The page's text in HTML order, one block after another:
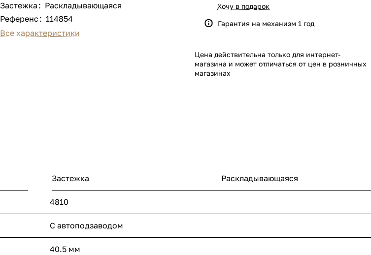
Застежка : Раскладывающаяся
Референс : 114854
Все характеристики
Хочу в подарок
Гарантия на механизм 1 год
Цена действительна только для интернет-
магазина и может отличаться от цен в розничных
магазинах
Застежка Раскладывающаяся
4810
С автоподзаводом
40.5 мм